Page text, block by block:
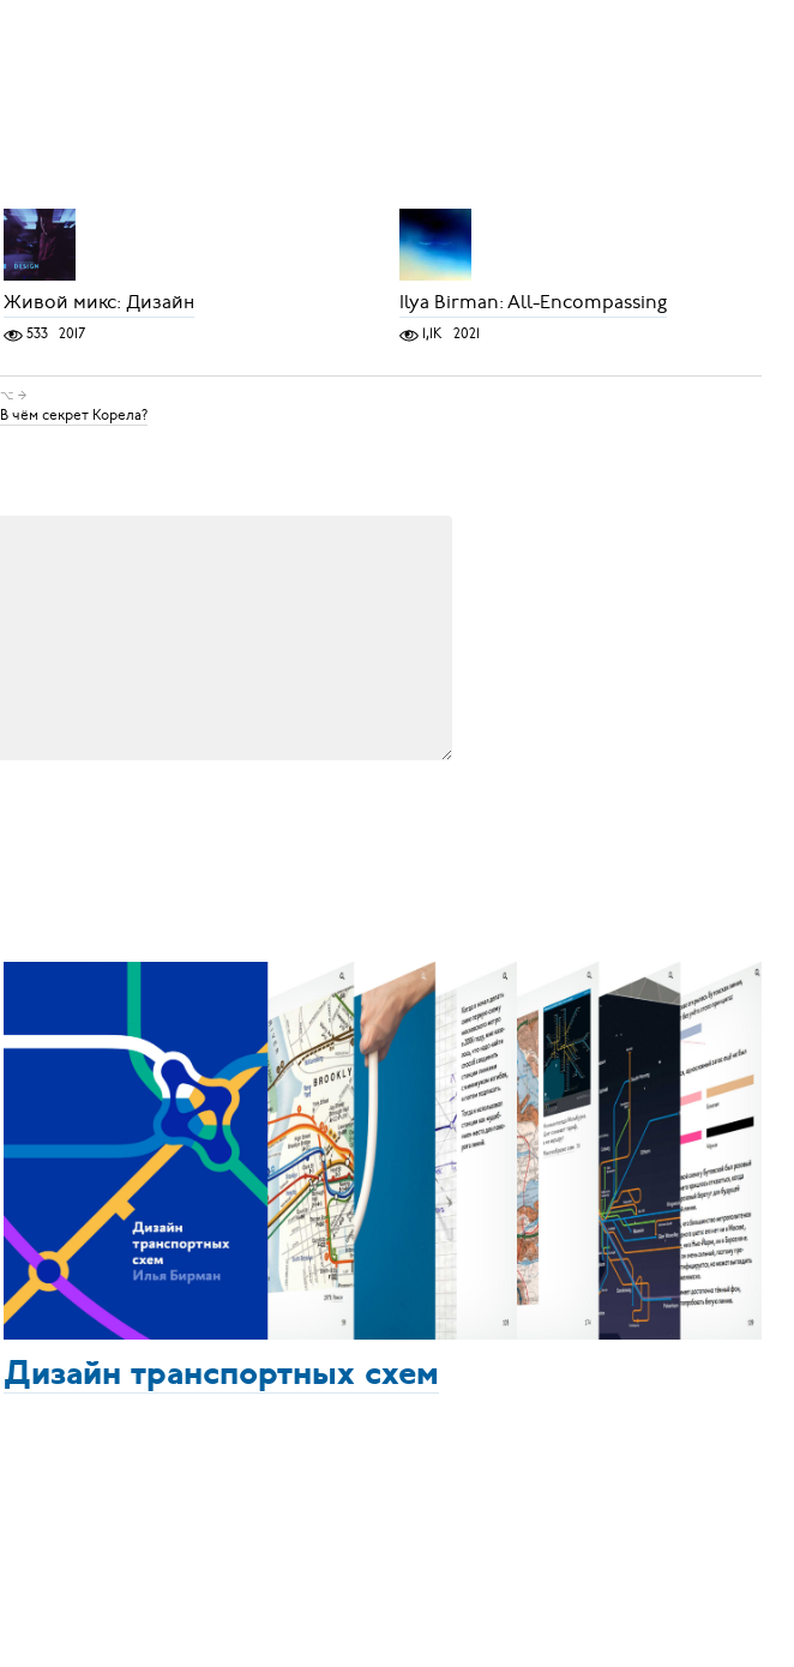
Живой микс: Дизайн
533 2017
Ilya Birman: All-Encompassing
1,1K 2021
⌥ →
В чём секрет Корела?
Дизайн транспортных схем